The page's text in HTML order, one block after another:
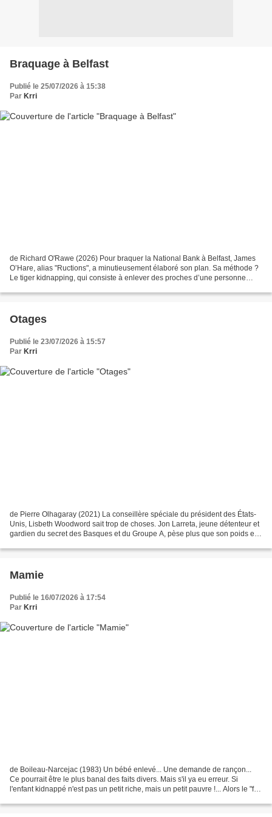
Braquage à Belfast
Publié le 25/07/2026 à 15:38
Par Krri
de Richard O'Rawe (2026) Pour braquer la National Bank à Belfast, James
O’Hare, alias "Ructions", a minutieusement élaboré son plan. Sa méthode ?
Le tiger kidnapping, qui consiste à enlever des proches d’une personne
Otages
Publié le 23/07/2026 à 15:57
Par Krri
de Pierre Olhagaray (2021) La conseillère spéciale du président des États-
Unis, Lisbeth Woodword sait trop de choses. Jon Larreta, jeune détenteur et
gardien du secret des Basques et du Groupe A, pèse plus que son poids en
Mamie
Publié le 16/07/2026 à 17:54
Par Krri
de Boileau-Narcejac (1983) Un bébé enlevé... Une demande de rançon...
Ce pourrait être le plus banal des faits divers. Mais s'il ya eu erreur. Si
l'enfant kidnappé n'est pas un petit riche, mais un petit pauvre !... Alors le "fait